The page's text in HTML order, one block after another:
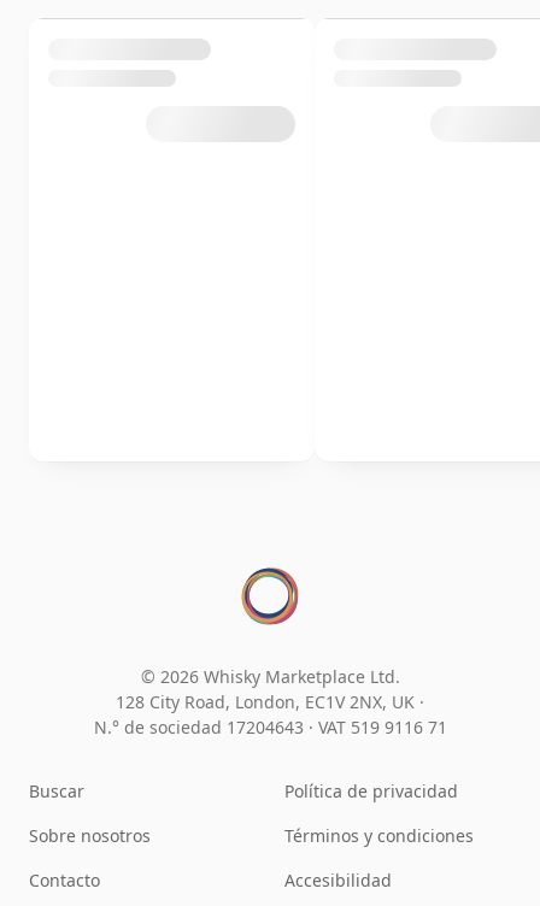
© 2026 Whisky Marketplace Ltd.
128 City Road, London, EC1V 2NX, UK ·
N.° de sociedad 17204643 · VAT 519 9116 71
Buscar
Sobre nosotros
Contacto
Política de privacidad
Términos y condiciones
Accesibilidad